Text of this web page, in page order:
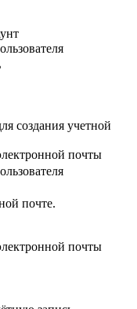
создания учетной
почты
почте.
почты